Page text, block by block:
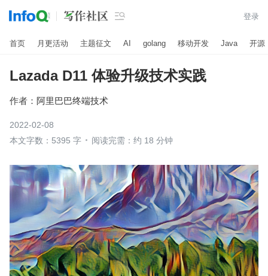
 登录
首页 月更活动 主题征文 AI golang 移动开发 Java 开源
Lazada D11 体验升级技术实践
作者： 阿里巴巴终端技术
2022-02-08
本文字数：5395 字
阅读完需：约 18 分钟